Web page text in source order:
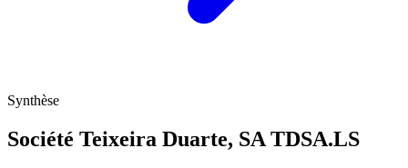
Synthèse
Société Teixeira Duarte, SA TDSA.LS